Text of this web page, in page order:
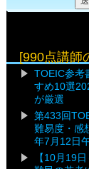
[990点講師
TOEIC参考
すめ10選
が厳選
第433回
難易度・感
年7月12日午
【10月19